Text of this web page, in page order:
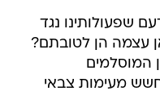
שפעולותינו נגד
עצמה הן לטובתם?
המוסלמים
מעימות צבאי